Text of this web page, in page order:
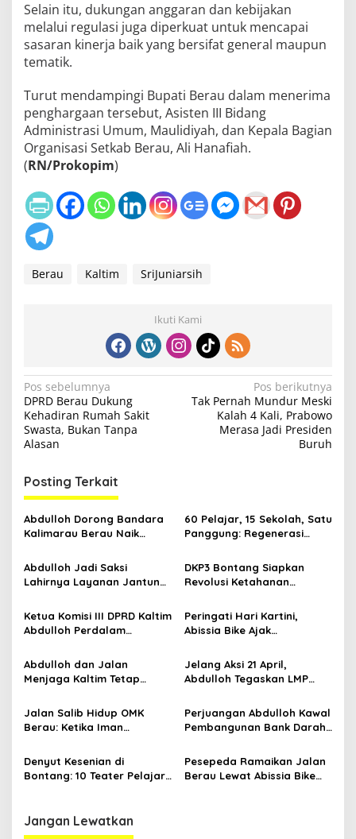
Selain itu, dukungan anggaran dan kebijakan
melalui regulasi juga diperkuat untuk mencapai
sasaran kinerja baik yang bersifat general maupun
tematik.
Turut mendampingi Bupati Berau dalam menerima
penghargaan tersebut, Asisten III Bidang
Administrasi Umum, Maulidiyah, dan Kepala Bagian
Organisasi Setkab Berau, Ali Hanafiah.
(RN/Prokopim)
Berau Kaltim SriJuniarsih
Ikuti Kami
N
a
v
g
a
s
p
o
s
Pos sebelumnya
DPRD Berau Dukung
Kehadiran Rumah Sakit
Swasta, Bukan Tanpa
Alasan
Pos berikutnya
Tak Pernah Mundur Meski
Kalah 4 Kali, Prabowo
Merasa Jadi Presiden
Buruh
Posting Terkait
Abdulloh Dorong Bandara
Kalimarau Berau Naik
Internasional Kaltim
60 Pelajar, 15 Sekolah, Satu
Panggung: Regenerasi
Jalannya
Abdulloh Jadi Saksi
Lahirnya Layanan Jantung
Jawaban Kebutuhan
Rakyat
DKP3 Bontang Siapkan
Revolusi Ketahanan
Smartani Jadi Senjata
Ketua Komisi III DPRD Kaltim
Abdulloh Perdalam
Bangku Doktoral
Peringati Hari Kartini,
Abissia Bike Ajak
Sambil Berkebaya
Abdulloh dan Jalan
Menjaga Kaltim Tetap
Gelombang Aksi 21 April
Jelang Aksi 21 April,
Abdulloh Tegaskan LMP
Kondusifitas Bersama TNI-
Polri
Jalan Salib Hidup OMK
Berau: Ketika Iman
Panggung
Perjuangan Abdulloh Kawal
Pembangunan Bank Darah
Kesehatan Warga Utama
Denyut Kesenian di
Bontang: 10 Teater Pelajar
Pesepeda Ramaikan Jalan
Berau Lewat Abissia Bike
Jangan Lewatkan